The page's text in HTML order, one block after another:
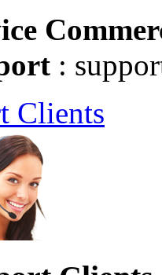
:
Clients